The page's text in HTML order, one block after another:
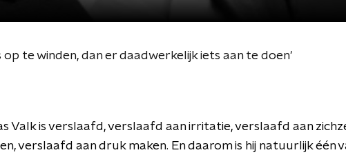
te winden, dan er daadwerkelijk iets aan te doen'
Valk is verslaafd, verslaafd aan irritatie, verslaafd aan
verslaafd aan druk maken. En daarom is hij natuurlijk één